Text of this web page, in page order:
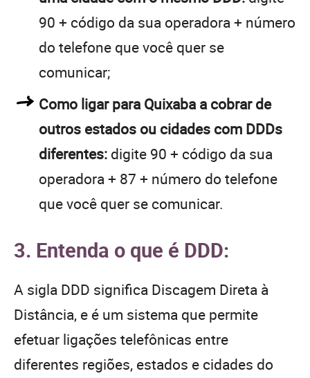
90 + código da sua operadora + número
do telefone que você quer se
comunicar;
Como ligar para Quixaba a cobrar de
outros estados ou cidades com DDDs
diferentes: digite 90 + código da sua
operadora + 87 + número do telefone
que você quer se comunicar.
3. Entenda o que é DDD:
A sigla DDD significa Discagem Direta à
Distância, e é um sistema que permite
efetuar ligações telefônicas entre
diferentes regiões, estados e cidades do